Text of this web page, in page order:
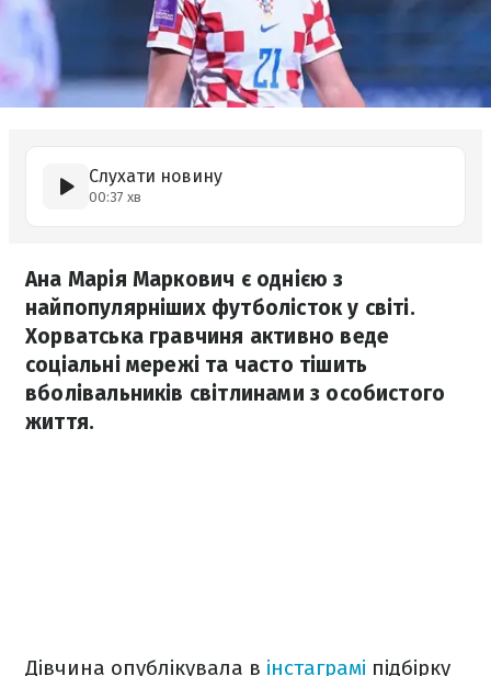
Слухати новину
00:37 хв
Ана Марія Маркович є однією з
найпопулярніших футболісток у світі.
Хорватська гравчиня активно веде
соціальні мережі та часто тішить
вболівальників світлинами з особистого
життя.
Дівчина опублікувала в інстаграмі підбірку